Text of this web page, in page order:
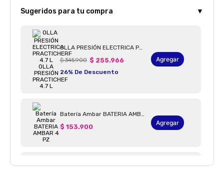
Sugeridos para tu compra ▼
OLLA PRESIÓN ELECTRICA PRACTICHERF 4.7 L OLLA PRESIÓN PRACTICHEF 4.7 L
$ 345.900 $ 255.966
26% De Descuento
Agregar
Batería Ambar BATERIA AMBAR 4 PZ
$ 153.900
Agregar